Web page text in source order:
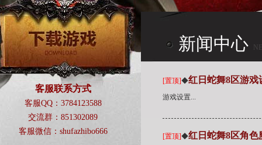
客服联系方式
客服QQ：3784123588
交流群：851302089
客服微信：shufazhibo666
新闻中心
CENTER
[置顶]◆红日蛇舞8区游戏
游戏设置...
[置顶]◆红日蛇舞8区角色